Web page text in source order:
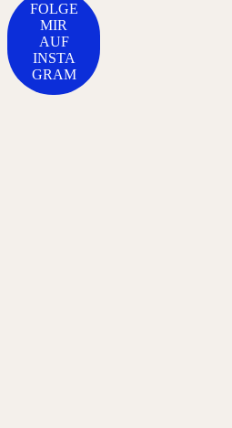
FOLGE
MIR
AUF
INSTA
GRAM